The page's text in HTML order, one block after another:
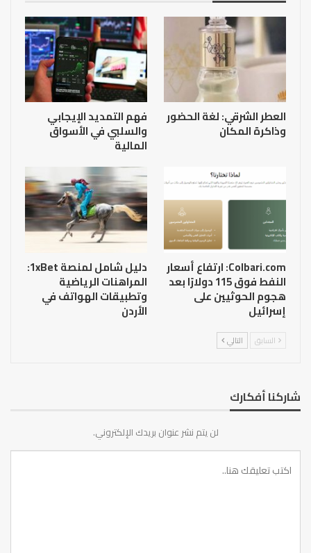
العطر الشرقي: لغة الحضور
وذاكرة المكان
فهم التمديد الإيجابي
والسلبي في الأسواق
المالية
Colbari.com: ارتفاع أسعار
النفط فوق 115 دولارًا بعد
هجوم الحوثيين على
إسرائيل
دليل شامل لمنصة 1xBet:
المراهنات الرياضية
وتطبيقات الهواتف في
الأردن
السابق التالي
شاركنا أفكارك
لن يتم نشر عنوان بريدك الإلكتروني.